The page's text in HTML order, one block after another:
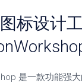
标设计
是一款功能强